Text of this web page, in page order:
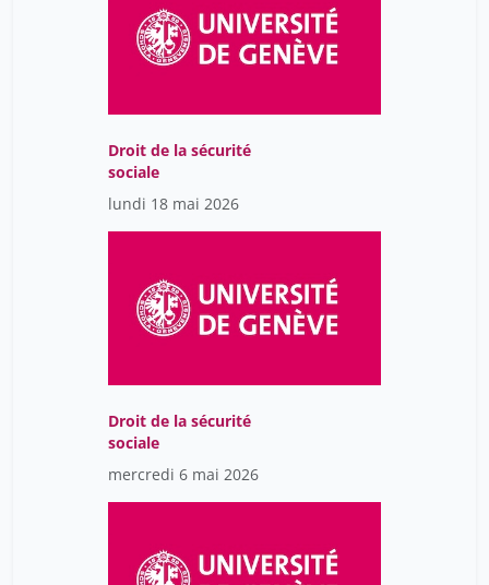
Droit de la sécurité
sociale
lundi 18 mai 2026
Droit de la sécurité
sociale
mercredi 6 mai 2026